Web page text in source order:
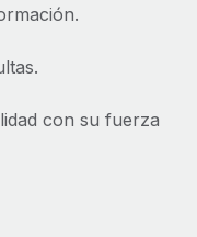
equitativo
complicado. Tardas
con su fuerza